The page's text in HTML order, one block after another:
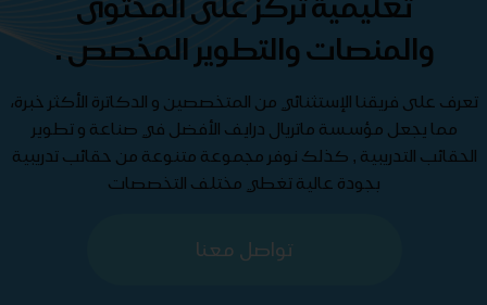
والمنصات والتطوير المخصص .
تعرف على فريقنا الإستثنائي من المتخصصين و الدكاترة الأكثر خبرة،
مما يجعل مؤسسة ماتريال درايف الأفضل في صناعة و تطوير
الحقائب التدريبية , كذلك نوفر مجموعة متنوعة من حقائب تدريبية
بجودة عالية تغطي مختلف التخصصات
تواصل معنا